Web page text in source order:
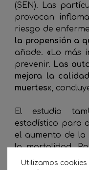
(SEN). Las
provocan
riesgo de
la propensión a
añade. « Lo más
prevenir. Las
mejora la
muertes«,
El estudio
estadístico para
el aumento de la
la mortalidad.
circulatorias
Utilizamos